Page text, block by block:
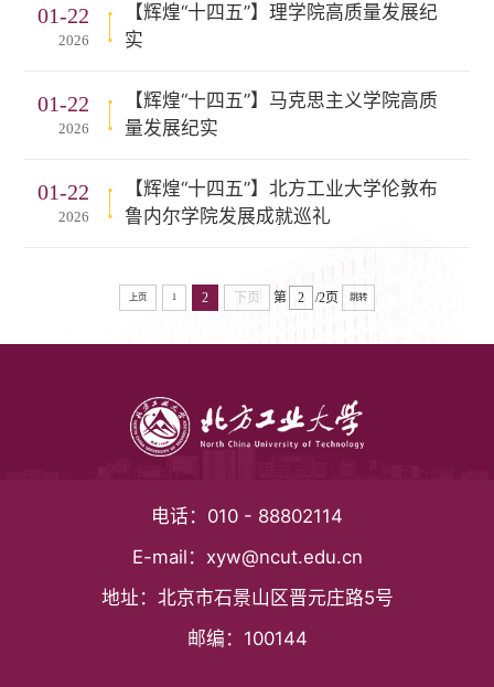
01-22
2026
【辉煌“十四五”】理学院高质量发展纪
实
01-22
2026
【辉煌“十四五”】马克思主义学院高质
量发展纪实
01-22
2026
【辉煌“十四五”】北方工业大学伦敦布
鲁内尔学院发展成就巡礼
上页 1 2 下页 第 /2页 跳转
电话： 010 - 88802114
E-mail： xyw@ncut.edu.cn
地址： 北京市石景山区晋元庄路5号
邮编： 100144